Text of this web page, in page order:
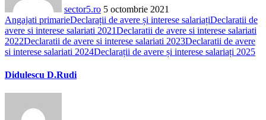
sector5.ro 5 octombrie 2021
Angajati primarieDeclarații de avere și interese salariațiDeclaratii de
avere si interese salariati 2021Declaratii de avere si interese salariati
2022Declaratii de avere si interese salariati 2023Declaratii de avere
si interese salariati 2024Declarații de avere și interese salariați 2025
Didulescu D.Rudi